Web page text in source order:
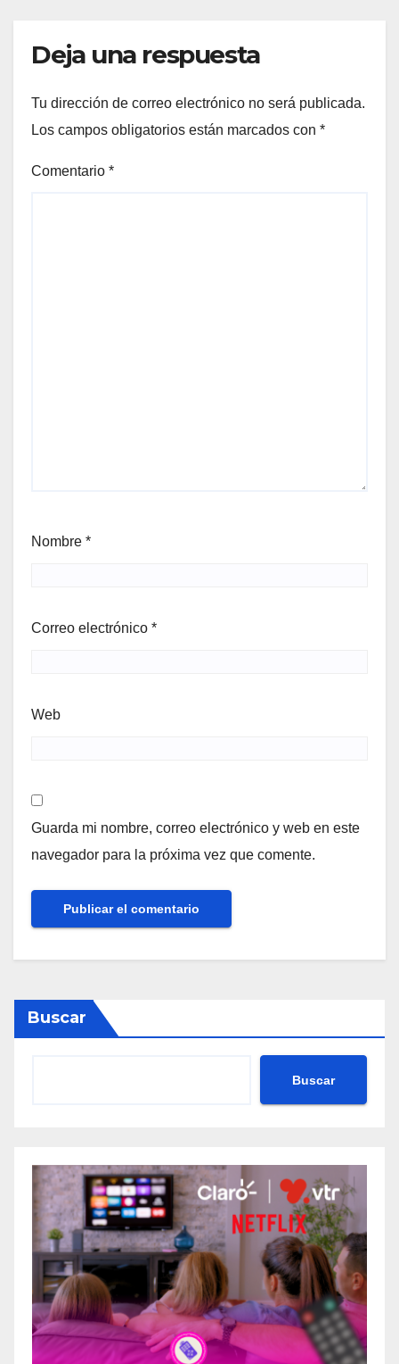
Deja una respuesta
Tu dirección de correo electrónico no será publicada.
Los campos obligatorios están marcados con *
Comentario *
Nombre *
Correo electrónico *
Web
Guarda mi nombre, correo electrónico y web en este
navegador para la próxima vez que comente.
Buscar
Buscar